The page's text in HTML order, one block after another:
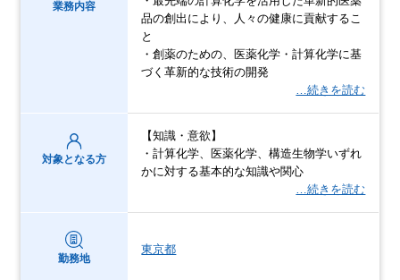
業務内容
品の創出により、人々の健康に貢献するこ
と
・創薬のための、医薬化学・計算化学に基
づく革新的な技術の開発
…続きを読む
対象となる方
【知識・意欲】
・計算化学、医薬化学、構造生物学いずれ
かに対する基本的な知識や関心
…続きを読む
勤務地
東京都